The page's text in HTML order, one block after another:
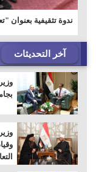
ندوة تثقيفية بعنوان
آخر التحديثات